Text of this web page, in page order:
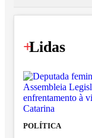
+
Lidas
POLÍTICA